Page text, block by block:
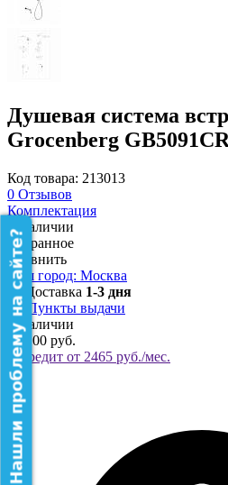
Душевая система
Grocenberg
Код товара: 213013
0 Отзывов
Комплектация
В наличии
Избранное
Сравнить
Ваш город: Москва
Доставка 1-3 дня
Пункты выдачи
В наличии
44 100 руб.
В кредит от 2465 руб./мес.
Нашли проблему на сайте?